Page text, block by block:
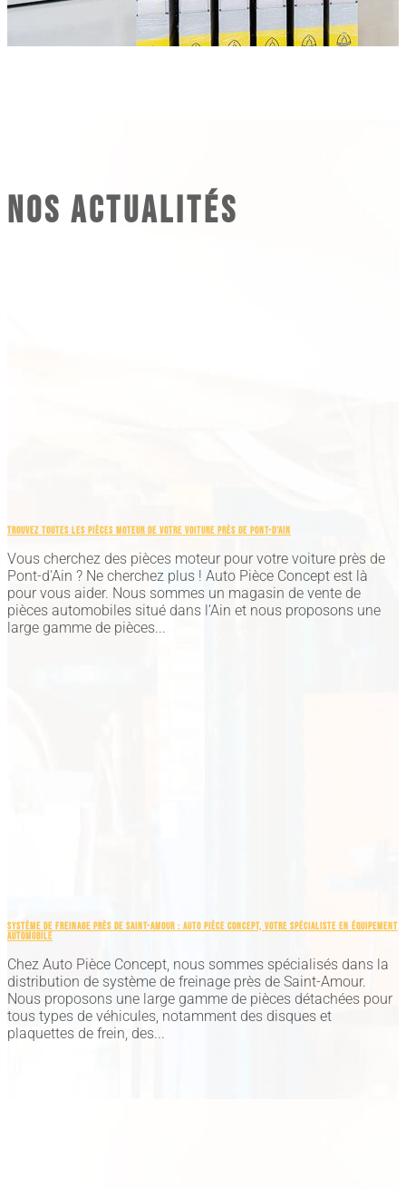
Nos actualités
TROUVEZ TOUTES LES PIÈCES MOTEUR DE VOTRE VOITURE PRÈS DE PONT-D’AIN
Vous cherchez des pièces moteur pour votre voiture près de
Pont-d'Ain ? Ne cherchez plus ! Auto Pièce Concept est là
pour vous aider. Nous sommes un magasin de vente de
pièces automobiles situé dans l’Ain et nous proposons une
large gamme de pièces...
SYSTÈME DE FREINAGE PRÈS DE SAINT-AMOUR : AUTO PIÈCE CONCEPT, VOTRE SPÉCIALISTE EN ÉQUIPEMENT
AUTOMOBILE
Chez Auto Pièce Concept, nous sommes spécialisés dans la
distribution de système de freinage près de Saint-Amour.
Nous proposons une large gamme de pièces détachées pour
tous types de véhicules, notamment des disques et
plaquettes de frein, des...